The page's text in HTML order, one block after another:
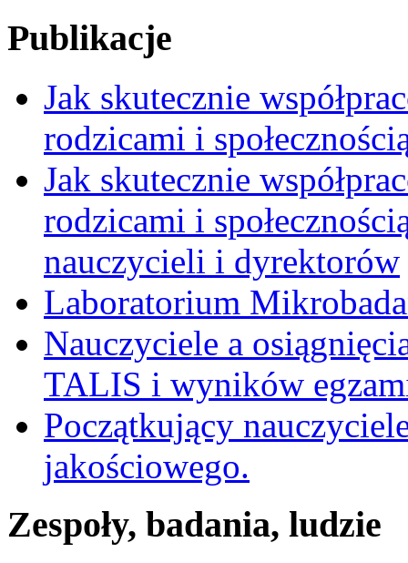
Publikacje
Jak skutecznie
rodzicami i
Jak skutecznie
rodzicami i
nauczycieli i dyrektorów
Laboratorium
Nauczyciele a
TALIS i wyników
Początkujący
jakościowego.
Zespoły, badania, ludzie